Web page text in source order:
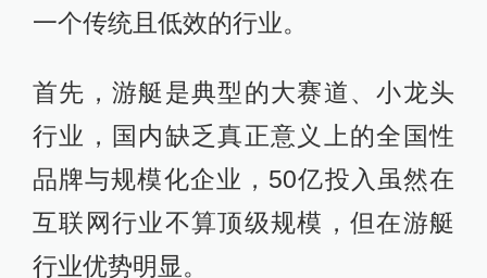
一个传统且低效的行业。
首先，游艇是典型的大赛道、小龙头
行业，国内缺乏真正意义上的全国性
品牌与规模化企业，50亿投入虽然在
互联网行业不算顶级规模，但在游艇
行业优势明显。